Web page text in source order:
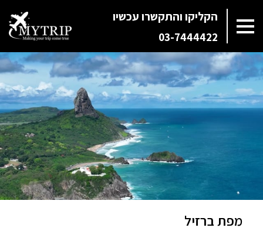
הקליקו והתקשרו עכשיו
03-7444422
מפת ברזיל